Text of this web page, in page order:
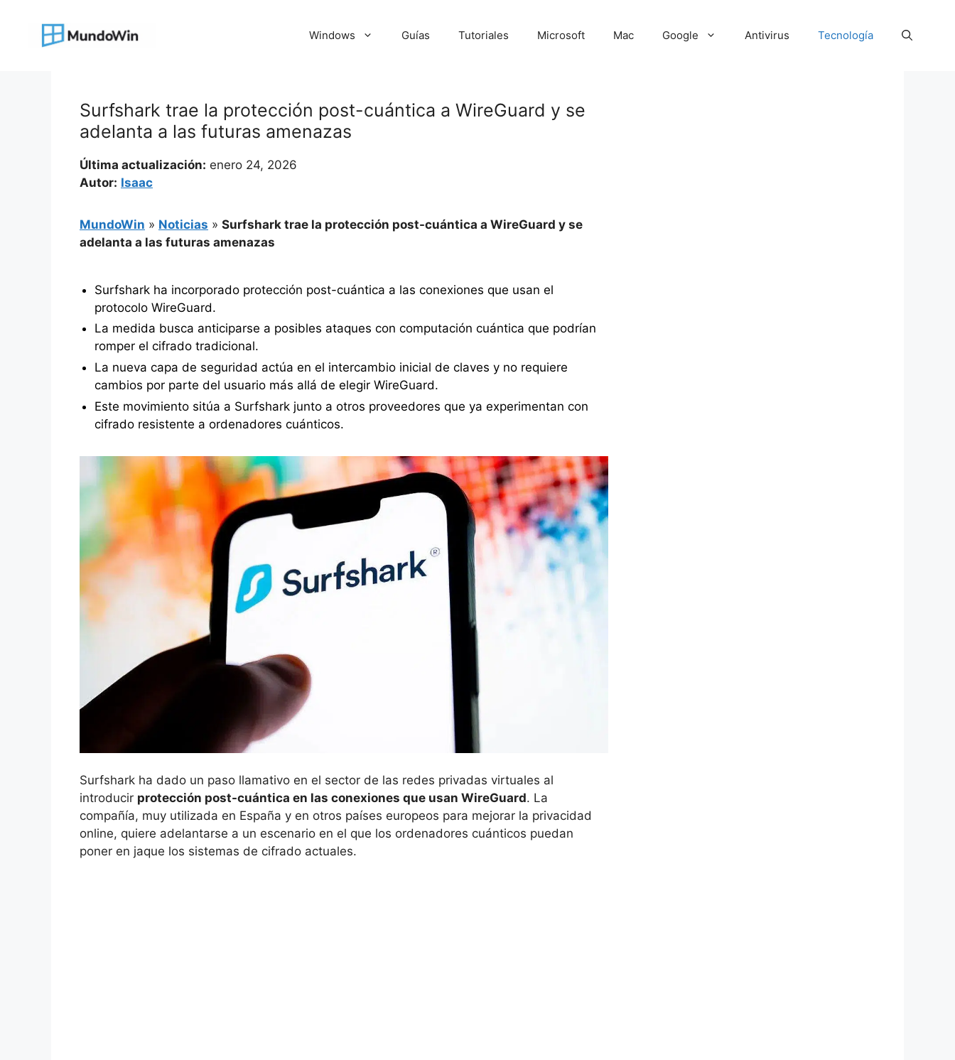
contenido
Windows Guías Tutoriales Microsoft Mac Google Antivirus Tecnología
Surfshark trae la protección post-cuántica a WireGuard y se
adelanta a las futuras amenazas
Última actualización: enero 24, 2026
Autor: Isaac
MundoWin » Noticias » Surfshark trae la protección post-cuántica a WireGuard y se
adelanta a las futuras amenazas
Surfshark ha incorporado protección post-cuántica a las conexiones que usan el
protocolo WireGuard.
La medida busca anticiparse a posibles ataques con computación cuántica que podrían
romper el cifrado tradicional.
La nueva capa de seguridad actúa en el intercambio inicial de claves y no requiere
cambios por parte del usuario más allá de elegir WireGuard.
Este movimiento sitúa a Surfshark junto a otros proveedores que ya experimentan con
cifrado resistente a ordenadores cuánticos.
Surfshark ha dado un paso llamativo en el sector de las redes privadas virtuales al
introducir protección post-cuántica en las conexiones que usan WireGuard. La
compañía, muy utilizada en España y en otros países europeos para mejorar la privacidad
online, quiere adelantarse a un escenario en el que los ordenadores cuánticos puedan
poner en jaque los sistemas de cifrado actuales.